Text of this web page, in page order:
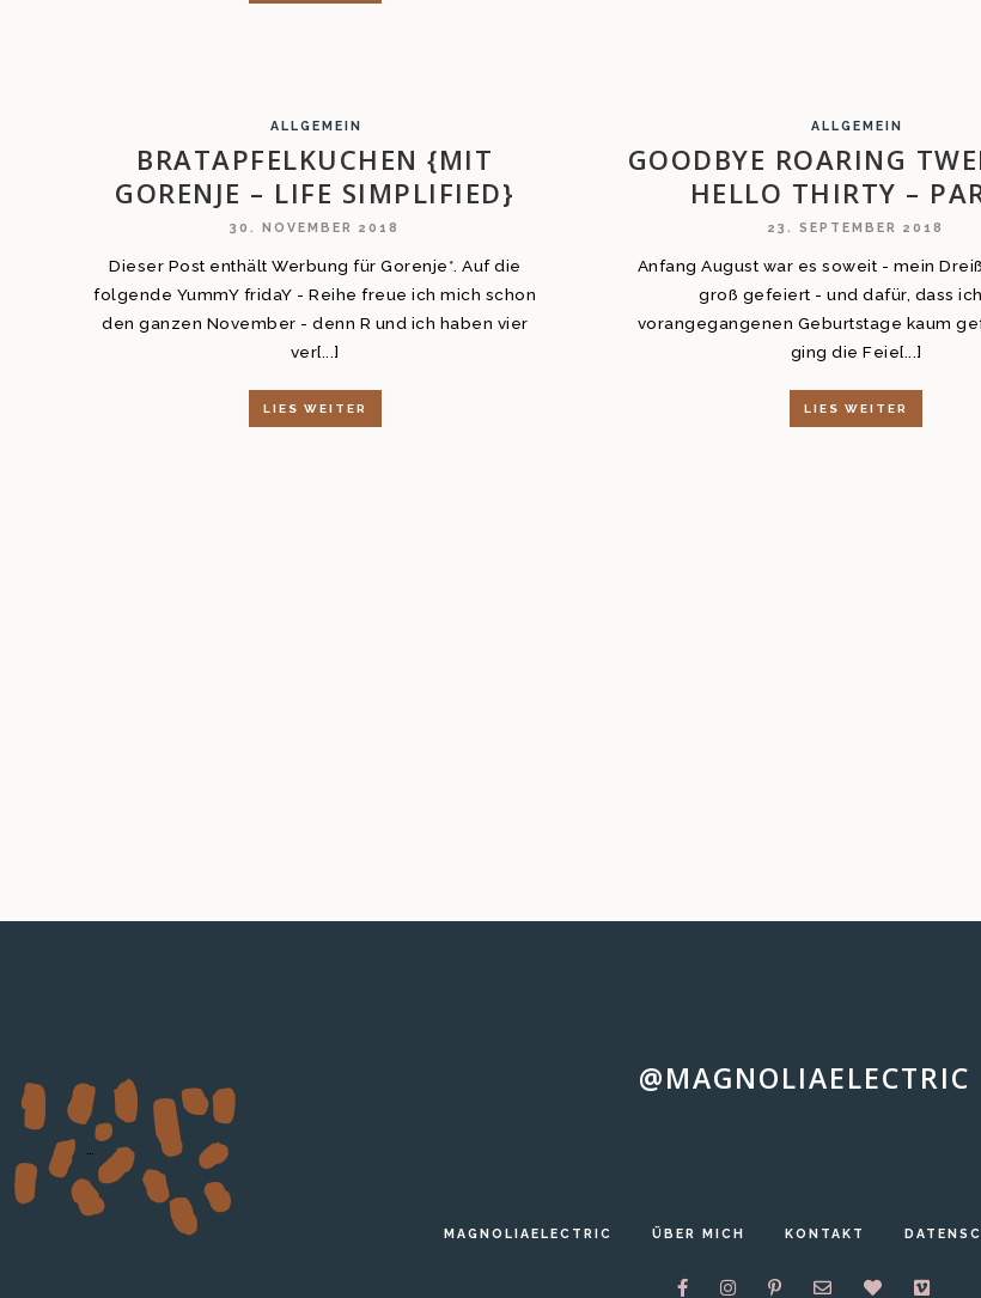
ALLGEMEIN
BRATAPFELKUCHEN {MIT
GORENJE – LIFE SIMPLIFIED}
30. NOVEMBER 2018
Dieser Post enthält Werbung für Gorenje*. Auf die
folgende YummY fridaY - Reihe freue ich mich schon
den ganzen November - denn R und ich haben vier
ver[...]
LIES WEITER
ALLGEMEIN
GOODBYE ROARING
HELLO THIRTY –
23. SEPTEMBER 2018
Anfang August war es soweit - mein
groß gefeiert - und dafür, dass
vorangegangenen Geburtstage kaum
ging die Feie[...]
LIES WEITER
@MAGNOLIAELECTRIC
MAGNOLIAELECTRIC ÜBER MICH KONTAKT